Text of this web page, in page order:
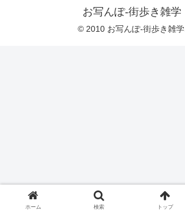
お写んぽ-街歩き雑学
© 2010 お写んぽ-街歩き雑学.
ホーム 検索 トップ